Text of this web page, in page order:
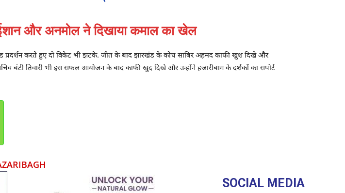
और अनमोल ने दिखाया कमाल का खेल
करते हुए दो विकेट भी झटके. जीत के बाद झारखंड के कोच साबिर अहमद काफी खुश दिखे और
बंटी तिवारी भी इस सफल आयोजन के बाद काफी खुद दिखे और उन्होंने हजारीबाग के दर्शकों का सपोर्ट
SOCIAL MEDIA